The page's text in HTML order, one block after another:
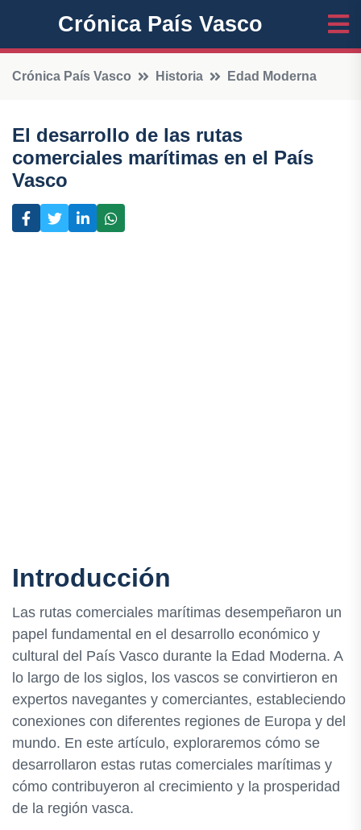
Crónica País Vasco
Crónica País Vasco Historia Edad Moderna
El desarrollo de las rutas
comerciales marítimas en el País
Vasco
Introducción
Las rutas comerciales marítimas desempeñaron un
papel fundamental en el desarrollo económico y
cultural del País Vasco durante la Edad Moderna. A
lo largo de los siglos, los vascos se convirtieron en
expertos navegantes y comerciantes, estableciendo
conexiones con diferentes regiones de Europa y del
mundo. En este artículo, exploraremos cómo se
desarrollaron estas rutas comerciales marítimas y
cómo contribuyeron al crecimiento y la prosperidad
de la región vasca.